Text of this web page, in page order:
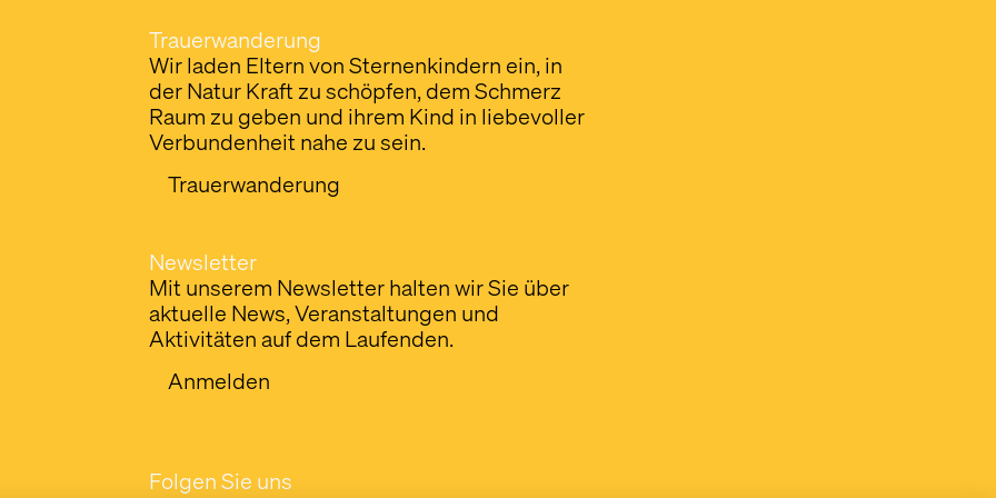
Trauerwanderung
Wir laden Eltern von Sternenkindern ein, in
der Natur Kraft zu schöpfen, dem Schmerz
Raum zu geben und ihrem Kind in liebevoller
Verbundenheit nahe zu sein.
Trauerwanderung
Newsletter
Mit unserem Newsletter halten wir Sie über
aktuelle News, Veranstaltungen und
Aktivitäten auf dem Laufenden.
Anmelden
Folgen Sie uns